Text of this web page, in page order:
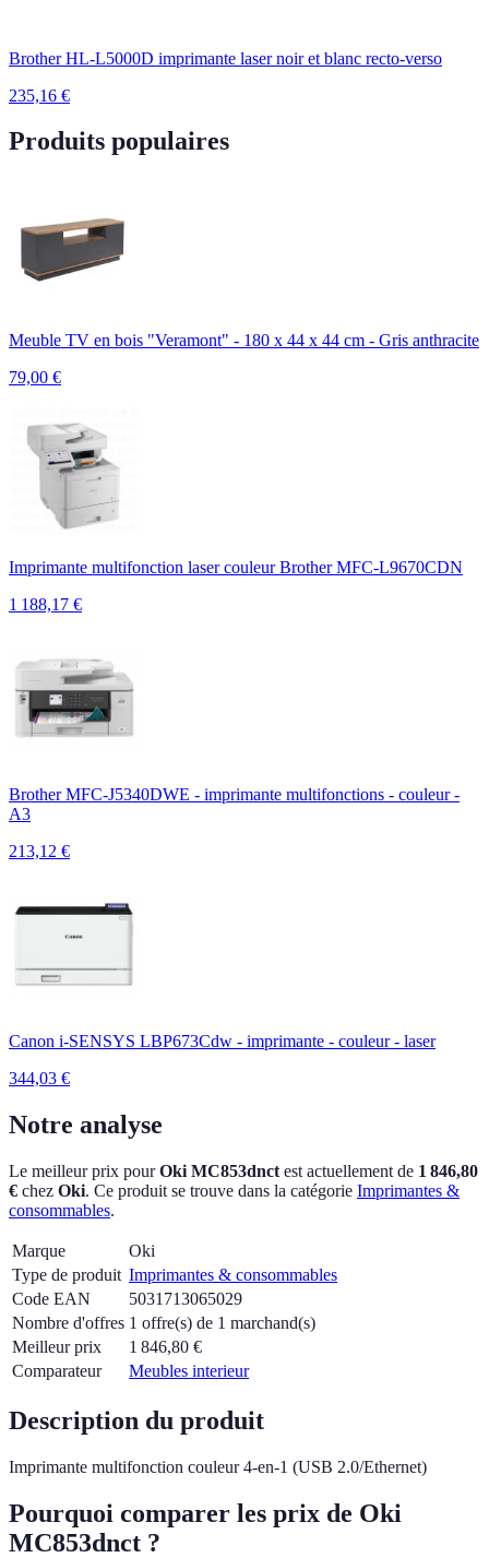
Brother HL-L5000D imprimante laser noir et blanc recto-verso
235,16 €
Produits populaires
Meuble TV en bois "Veramont" - 180 x 44 x 44 cm - Gris anthracite
79,00 €
Imprimante multifonction laser couleur Brother MFC-L9670CDN
1 188,17 €
Brother MFC-J5340DWE - imprimante multifonctions - couleur -
A3
213,12 €
Canon i-SENSYS LBP673Cdw - imprimante - couleur - laser
344,03 €
Notre analyse
Le meilleur prix pourOki MC853dnct est actuellement de 1 846,80
€ chez Oki. Ce produit se trouve dans la catégorie Imprimantes &
consommables.
Marque
Oki
Type de produit Imprimantes & consommables
Code EAN
5031713065029
Nombre d'offres 1 offre(s) de 1 marchand(s)
Meilleur prix
1 846,80 €
Comparateur
Meubles interieur
Description du produit
Imprimante multifonction couleur 4-en-1 (USB 2.0/Ethernet)
Pourquoi comparer les prix de Oki
MC853dnct ?